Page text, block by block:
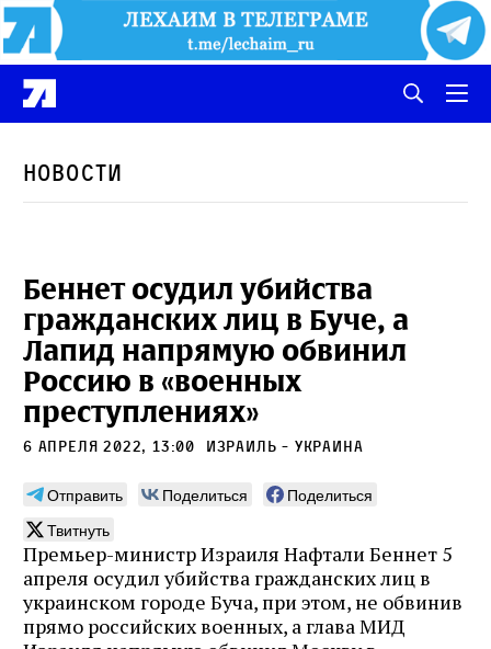
Новости
Беннет осудил убийства
гражданских лиц в Буче, а
Лапид напрямую обвинил
Россию в «военных
преступлениях»
6 апреля 2022, 13:00 Израиль - Украина
Отправить Поделиться
Поделиться
Твитнуть
Премьер-министр Израиля Нафтали Беннет 5
апреля осудил убийства гражданских лиц в
украинском городе Буча, при этом, не обвинив
прямо российских военных, а глава МИД